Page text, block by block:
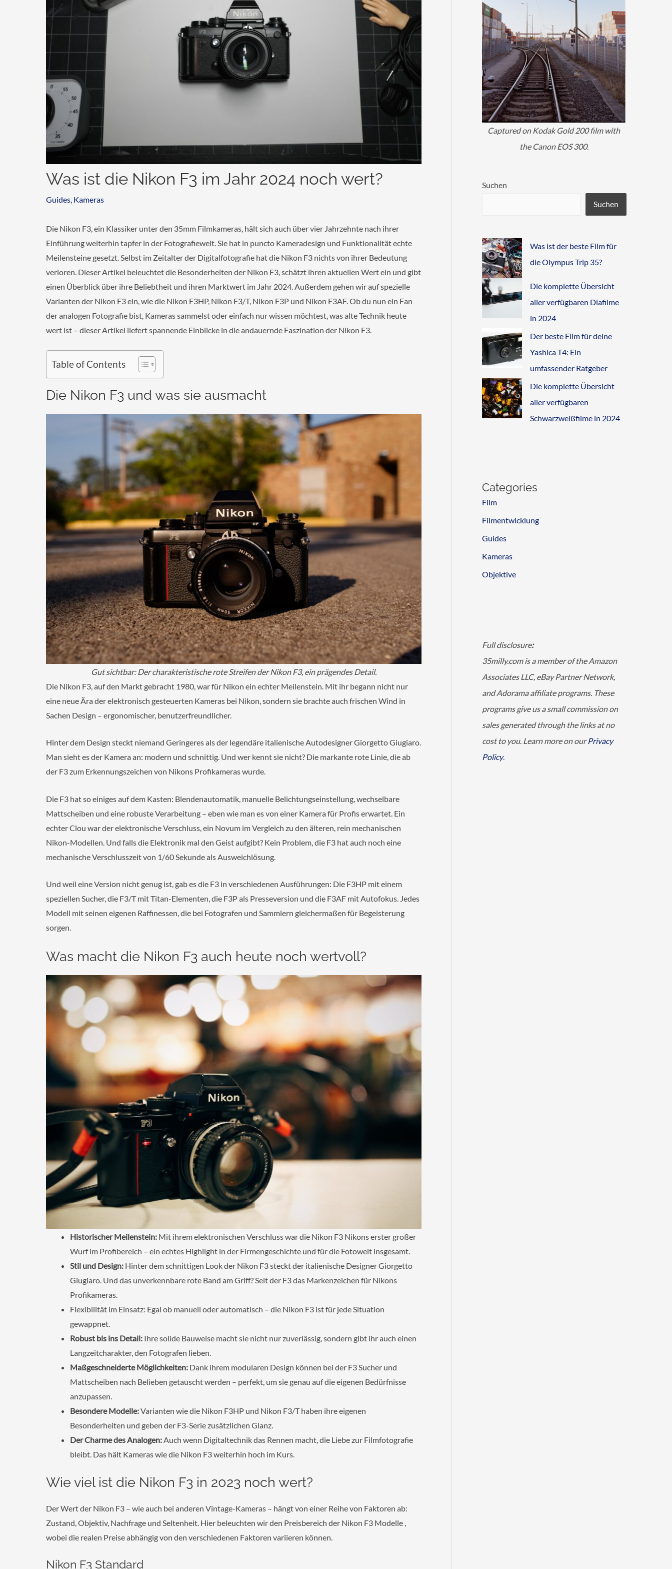
Was ist die Nikon F3 im Jahr 2024 noch wert?
Guides, Kameras
Die Nikon F3, ein Klassiker unter den 35mm Filmkameras, hält sich auch über vier Jahrzehnte nach ihrer
Einführung weiterhin tapfer in der Fotografiewelt. Sie hat in puncto Kameradesign und Funktionalität echte
Meilensteine gesetzt. Selbst im Zeitalter der Digitalfotografie hat die Nikon F3 nichts von ihrer Bedeutung
verloren. Dieser Artikel beleuchtet die Besonderheiten der Nikon F3, schätzt ihren aktuellen Wert ein und gibt
einen Überblick über ihre Beliebtheit und ihren Marktwert im Jahr 2024. Außerdem gehen wir auf spezielle
Varianten der Nikon F3 ein, wie die Nikon F3HP, Nikon F3/T, Nikon F3P und Nikon F3AF. Ob du nun ein Fan
der analogen Fotografie bist, Kameras sammelst oder einfach nur wissen möchtest, was alte Technik heute
wert ist – dieser Artikel liefert spannende Einblicke in die andauernde Faszination der Nikon F3.
Table of Contents
Die Nikon F3 und was sie ausmacht
Gut sichtbar: Der charakteristische rote Streifen der Nikon F3, ein prägendes Detail.
Die Nikon F3, auf den Markt gebracht 1980, war für Nikon ein echter Meilenstein. Mit ihr begann nicht nur
eine neue Ära der elektronisch gesteuerten Kameras bei Nikon, sondern sie brachte auch frischen Wind in
Sachen Design – ergonomischer, benutzerfreundlicher.
Hinter dem Design steckt niemand Geringeres als der legendäre italienische Autodesigner Giorgetto Giugiaro.
Man sieht es der Kamera an: modern und schnittig. Und wer kennt sie nicht? Die markante rote Linie, die ab
der F3 zum Erkennungszeichen von Nikons Profikameras wurde.
Die F3 hat so einiges auf dem Kasten: Blendenautomatik, manuelle Belichtungseinstellung, wechselbare
Mattscheiben und eine robuste Verarbeitung – eben wie man es von einer Kamera für Profis erwartet. Ein
echter Clou war der elektronische Verschluss, ein Novum im Vergleich zu den älteren, rein mechanischen
Nikon-Modellen. Und falls die Elektronik mal den Geist aufgibt? Kein Problem, die F3 hat auch noch eine
mechanische Verschlusszeit von 1/60 Sekunde als Ausweichlösung.
Und weil eine Version nicht genug ist, gab es die F3 in verschiedenen Ausführungen: Die F3HP mit einem
speziellen Sucher, die F3/T mit Titan-Elementen, die F3P als Presseversion und die F3AF mit Autofokus. Jedes
Modell mit seinen eigenen Raffinessen, die bei Fotografen und Sammlern gleichermaßen für Begeisterung
sorgen.
Was macht die Nikon F3 auch heute noch wertvoll?
Historischer Meilenstein: Mit ihrem elektronischen Verschluss war die Nikon F3 Nikons erster großer
Wurf im Profibereich – ein echtes Highlight in der Firmengeschichte und für die Fotowelt insgesamt.
Stil und Design: Hinter dem schnittigen Look der Nikon F3 steckt der italienische Designer Giorgetto
Giugiaro. Und das unverkennbare rote Band am Griff? Seit der F3 das Markenzeichen für Nikons
Profikameras.
Flexibilität im Einsatz: Egal ob manuell oder automatisch – die Nikon F3 ist für jede Situation
gewappnet.
Robust bis ins Detail: Ihre solide Bauweise macht sie nicht nur zuverlässig, sondern gibt ihr auch einen
Langzeitcharakter, den Fotografen lieben.
Maßgeschneiderte Möglichkeiten: Dank ihrem modularen Design können bei der F3 Sucher und
Mattscheiben nach Belieben getauscht werden – perfekt, um sie genau auf die eigenen Bedürfnisse
anzupassen.
Besondere Modelle:Varianten wie die Nikon F3HP und Nikon F3/T haben ihre eigenen
Besonderheiten und geben der F3-Serie zusätzlichen Glanz.
Der Charme des Analogen:Auch wenn Digitaltechnik das Rennen macht, die Liebe zur Filmfotografie
bleibt. Das hält Kameras wie die Nikon F3 weiterhin hoch im Kurs.
Wie viel ist die Nikon F3 in 2023 noch wert?
Der Wert der Nikon F3 – wie auch bei anderen Vintage-Kameras – hängt von einer Reihe von Faktoren ab:
Zustand, Objektiv, Nachfrage und Seltenheit. Hier beleuchten wir den Preisbereich der Nikon F3 Modelle ,
wobei die realen Preise abhängig von den verschiedenen Faktoren variieren können.
Nikon F3 Standard
Captured on Kodak Gold 200 film with
the Canon EOS 300.
Suchen
Suchen
Was ist der beste Film für
die Olympus Trip 35?
Die komplette Übersicht
aller verfügbaren Diafilme
in 2024
Der beste Film für deine
Yashica T4: Ein
umfassender Ratgeber
Die komplette Übersicht
aller verfügbaren
Schwarzweißfilme in 2024
Categories
Film
Filmentwicklung
Guides
Kameras
Objektive
Full disclosure:
35milly.com is a member of the Amazon
Associates LLC, eBay Partner Network,
and Adorama affiliate programs. These
programs give us a small commission on
sales generated through the links at no
cost to you. Learn more on ourPrivacy
Policy.